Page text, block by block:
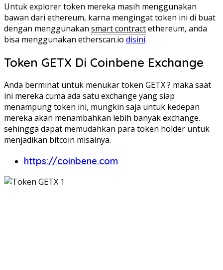
Untuk explorer token mereka masih menggunakan
bawan dari ethereum, karna mengingat token ini di buat
dengan menggunakan smart contractethereum, anda
bisa menggunakan etherscan.io disini.
Token GETX Di Coinbene Exchange
Anda berminat untuk menukar token GETX ? maka saat
ini mereka cuma ada satu exchange yang siap
menampung token ini, mungkin saja untuk kedepan
mereka akan menambahkan lebih banyak exchange.
sehingga dapat memudahkan para token holder untuk
menjadikan bitcoin misalnya.
https://coinbene.com